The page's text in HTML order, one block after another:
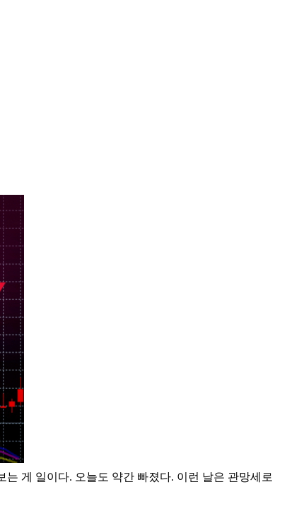
게 일이다. 오늘도 약간 빠졌다. 이런 날은 관망세로